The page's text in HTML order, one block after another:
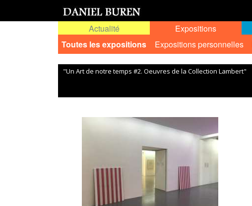
Actualité
Expositions
Toutes les expositions
Expositions personnelles
"Un Art de notre temps #2. Oeuvres de la Collection Lambert"